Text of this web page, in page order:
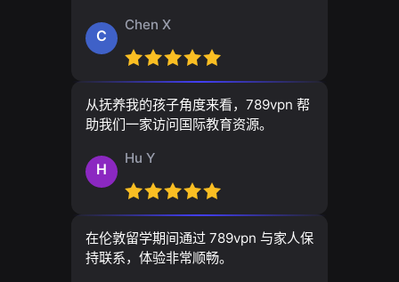
C
Chen X
从抚养我的孩子角度来看，789vpn 帮
助我们一家访问国际教育资源。
H
Hu Y
在伦敦留学期间通过 789vpn 与家人保
持联系，体验非常顺畅。